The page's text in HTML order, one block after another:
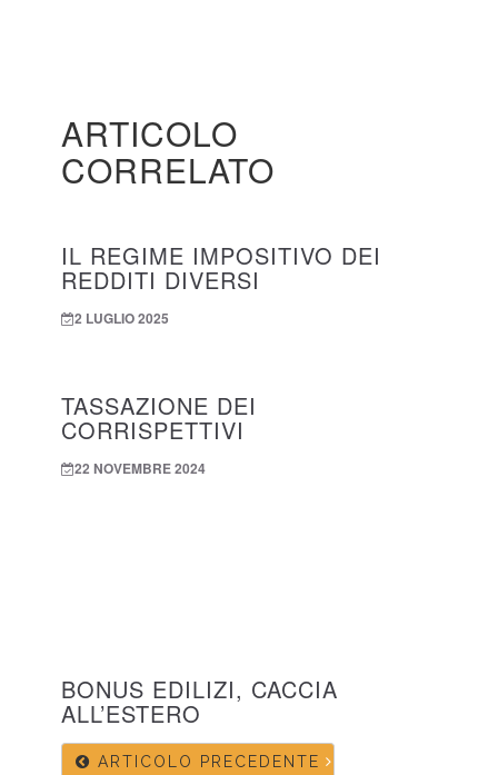
ARTICOLO
CORRELATO
IL REGIME IMPOSITIVO DEI
REDDITI DIVERSI
2 LUGLIO 2025
TASSAZIONE DEI
CORRISPETTIVI
22 NOVEMBRE 2024
BONUS EDILIZI, CACCIA
ALL’ESTERO
ARTICOLO PRECEDENTE